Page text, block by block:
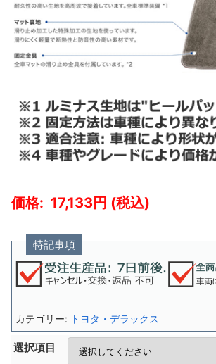
17,133
特記事項
選択項目
カテゴリー: トヨタ・デラックス